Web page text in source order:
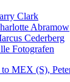
Clark
Abramow
Cederberg
Fotografen